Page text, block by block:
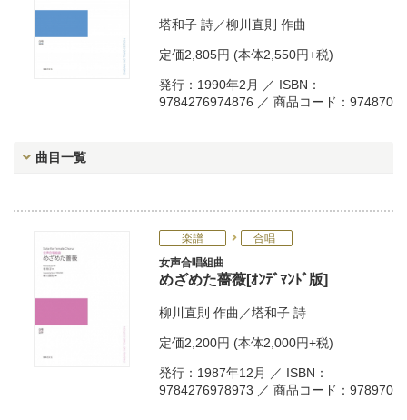
塔和子 詩／柳川直則 作曲
定価2,805円 (本体2,550円+税)
発行：1990年2月 ／ ISBN：
9784276974876 ／ 商品コード：974870
曲目一覧
楽譜
合唱
女声合唱組曲
めざめた薔薇[ｵﾝﾃﾞﾏﾝﾄﾞ版]
柳川直則 作曲／塔和子 詩
定価2,200円 (本体2,000円+税)
発行：1987年12月 ／ ISBN：
9784276978973 ／ 商品コード：978970